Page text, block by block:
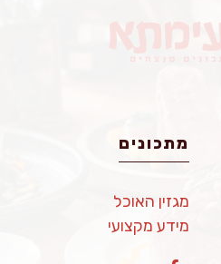
מתכונים
מגזין האוכל
מידע מקצועי